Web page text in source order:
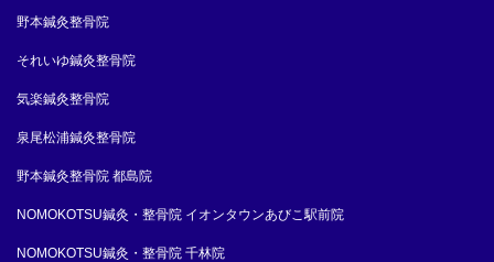
野本鍼灸整骨院
それいゆ鍼灸整骨院
気楽鍼灸整骨院
泉尾松浦鍼灸整骨院
野本鍼灸整骨院 都島院
NOMOKOTSU鍼灸・整骨院 イオンタウンあびこ駅前院
NOMOKOTSU鍼灸・整骨院 千林院